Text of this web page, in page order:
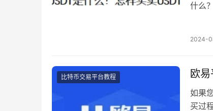
什么
2024-
比特币交易平台教程 欧
如果
买过